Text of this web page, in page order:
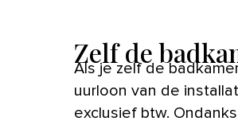
Zelf de
Als je zelf de badkamer verbouwt, bespaar je flink wat geld. Het
uurloon van de
exclusief btw.